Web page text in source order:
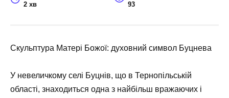
2 хв 93
Скульптура Матері Божої: духовний символ Буцнева
У невеличкому селі Буцнів, що в Тернопільській
області, знаходиться одна з найбільш вражаючих і